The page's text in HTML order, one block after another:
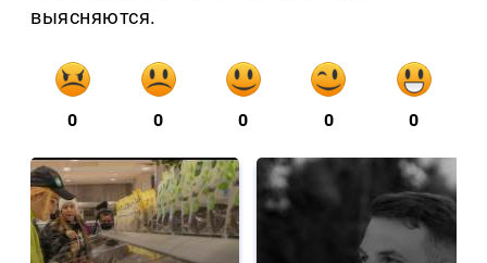
выясняются.
0 0 0 0 0